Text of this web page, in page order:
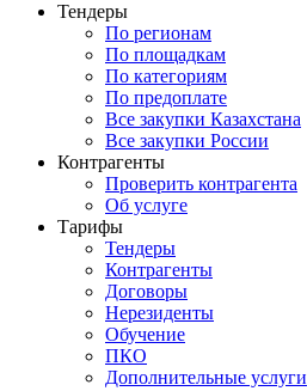
Тендеры
По регионам
По площадкам
По категориям
По предоплате
Все закупки Казахстана
Все закупки России
Контрагенты
Проверить контрагента
Об услуге
Тарифы
Тендеры
Контрагенты
Договоры
Нерезиденты
Обучение
ПКО
Дополнительные услуги